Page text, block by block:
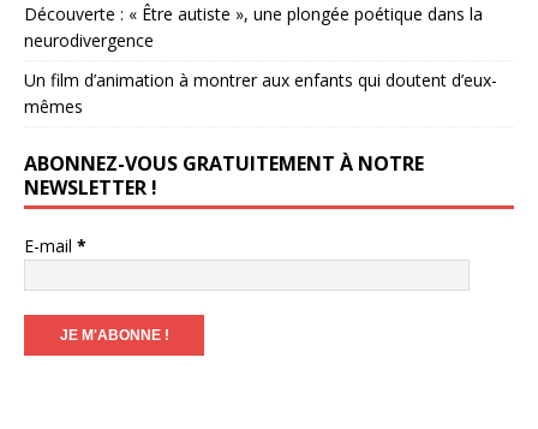
Découverte : « Être autiste », une plongée poétique dans la
neurodivergence
Un film d’animation à montrer aux enfants qui doutent d’eux-
mêmes
ABONNEZ-VOUS GRATUITEMENT À NOTRE
NEWSLETTER !
E-mail *